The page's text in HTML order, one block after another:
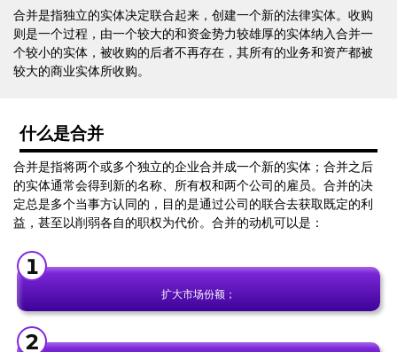
合并是指独立的实体决定联合起来，创建一个新的法律实体。收购
则是一个过程，由一个较大的和资金势力较雄厚的实体纳入合并一
个较小的实体，被收购的后者不再存在，其所有的业务和资产都被
较大的商业实体所收购。
什么是合并
合并是指将两个或多个独立的企业合并成一个新的实体；合并之后
的实体通常会得到新的名称、所有权和两个公司的雇员。合并的决
定总是多个当事方认同的，目的是通过公司的联合去获取既定的利
益，甚至以削弱各自的职权为代价。合并的动机可以是：
扩大市场份额；